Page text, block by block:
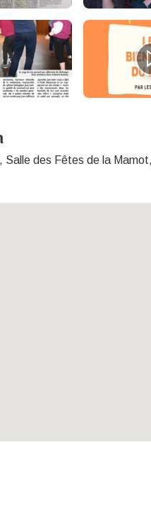
Salle des Fêtes de la